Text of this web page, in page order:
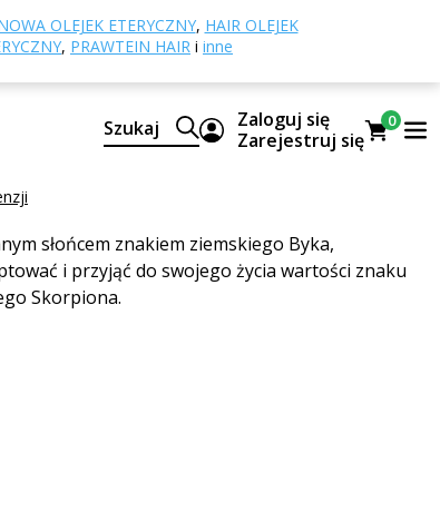
OLEJEK ETERYCZNY, HAIR OLEJEK
, PRAWTEIN HAIR i inne
Szukaj
Zaloguj się
Zarejestruj się
0
TAURUS (BYK)
(BYK)
słońcem znakiem ziemskiego Byka,
i przyjąć do swojego życia wartości znaku
Skorpiona.